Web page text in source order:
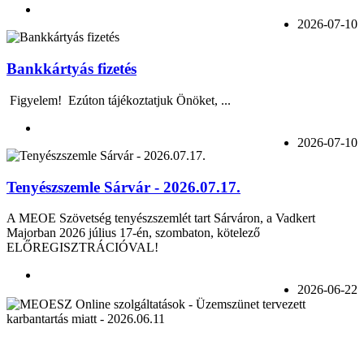
2026-07-10
Bankkártyás fizetés
Figyelem! Ezúton tájékoztatjuk Önöket, ...
2026-07-10
Tenyészszemle Sárvár - 2026.07.17.
A MEOE Szövetség tenyészszemlét tart Sárváron, a Vadkert
Majorban 2026 július 17-én, szombaton, kötelező
ELŐREGISZTRÁCIÓVAL!
2026-06-22